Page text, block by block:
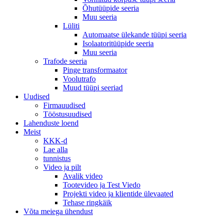
Õhutüüpide seeria
Muu seeria
Lüliti
Automaatse ülekande tüüpi seeria
Isolaatoritüüpide seeria
Muu seeria
Trafode seeria
Pinge transformaator
Voolutrafo
Muud tüüpi seeriad
Uudised
Firmauudised
Tööstusuudised
Lahenduste loend
Meist
KKK-d
Lae alla
tunnistus
Video ja pilt
Avalik video
Tootevideo ja Test Viedo
Projekti video ja klientide ülevaated
Tehase ringkäik
Võta meiega ühendust